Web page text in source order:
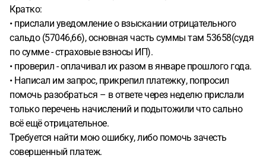
Кратко:
• прислали уведомление о взыскании отрицательного
сальдо (57046,66), основная часть суммы там 53658(судя
по сумме - страховые взносы ИП).
• проверил - оплачивал их разом в январе прошлого года.
• Написал им запрос, прикрепил платежку, попросил
помочь разобраться – в ответе через неделю прислали
только перечень начислений и подытожили что сально
всё ещё отрицательное.
Требуется найти мою ошибку, либо помочь зачесть
совершенный платеж.